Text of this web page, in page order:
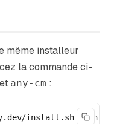
même installeur
la commande ci-
et any-cm :
install.sh | sh